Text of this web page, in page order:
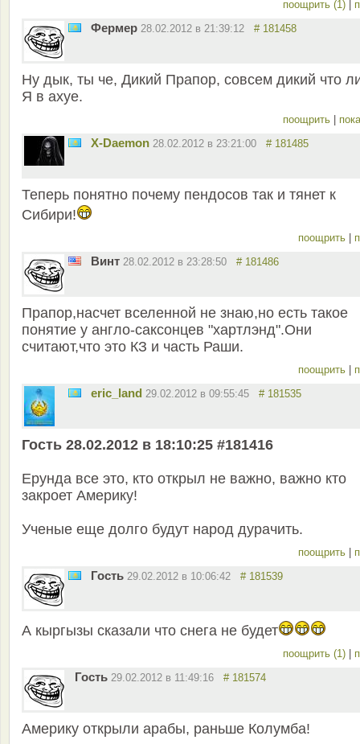
поощрить (1)
Фермер 28.02.2012 в 21:39:12 # 181458
Ну дык, ты че, Дикий Прапор, совсем дикий что
Я в ахуе.
поощрить
X-Daemon 28.02.2012 в 23:21:00 # 181485
Теперь понятно почему пендосов так и тянет к
Сибири!
поощрить
Винт 28.02.2012 в 23:28:50 # 181486
Прапор,насчет вселенной не знаю,но есть такое
понятие у англо-саксонцев "хартлэнд".Они
считают,что это КЗ и часть Раши.
поощрить
eric_land 29.02.2012 в 09:55:45 # 181535
Гость 28.02.2012 в 18:10:25 #181416
Ерунда все это, кто открыл не важно, важно кто
закроет Америку!
Ученые еще долго будут народ дурачить.
поощрить
Гость 29.02.2012 в 10:06:42 # 181539
А кыргызы сказали что снега не будет
поощрить (1)
Гость 29.02.2012 в 11:49:16 # 181574
Америку открыли арабы, раньше Колумба!